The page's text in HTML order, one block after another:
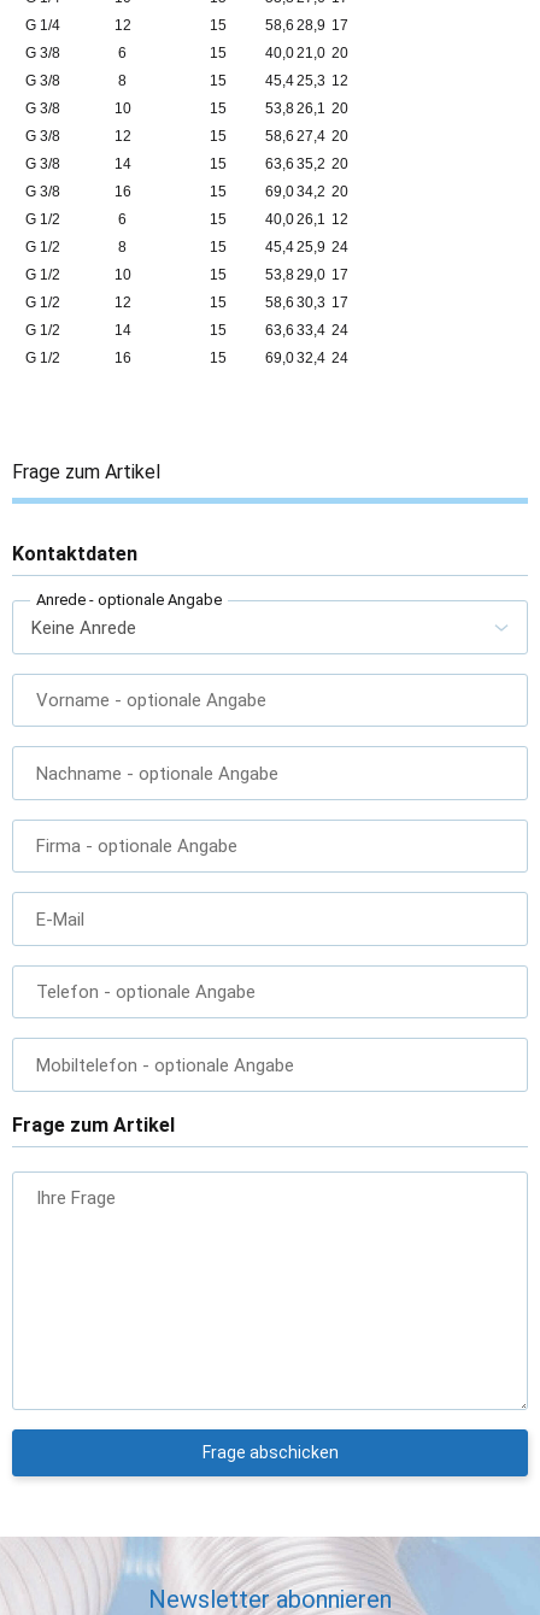
G 1/4
12 15 58,6 28,9 17
G 3/8
6 15 40,021,0 20
G 3/8
8 15 45,425,3 12
G 3/8
10 15 53,826,1 20
G 3/8
12 15 58,6 27,4 20
G 3/8
14 15 63,6 35,2 20
G 3/8
16 15 69,034,2 20
G 1/2
6 15 40,026,1 12
G 1/2
8 15 45,425,9 24
G 1/2
10 15 53,829,0 17
G 1/2
12 15 58,6 30,3 17
G 1/2
14 15 63,6 33,4 24
G 1/2
16 15 69,032,4 24
Frage zum Artikel
Kontaktdaten
Anrede - optionale Angabe
Vorname - optionale Angabe
Nachname - optionale Angabe
Firma - optionale Angabe
E-Mail
Telefon - optionale Angabe
Mobiltelefon - optionale Angabe
Frage zum Artikel
Ihre Frage
Frage abschicken
Newsletter abonnieren